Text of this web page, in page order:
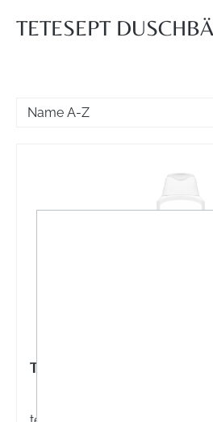
TETESEPT
TETESEPT ERKÄLTUNGSZEIT